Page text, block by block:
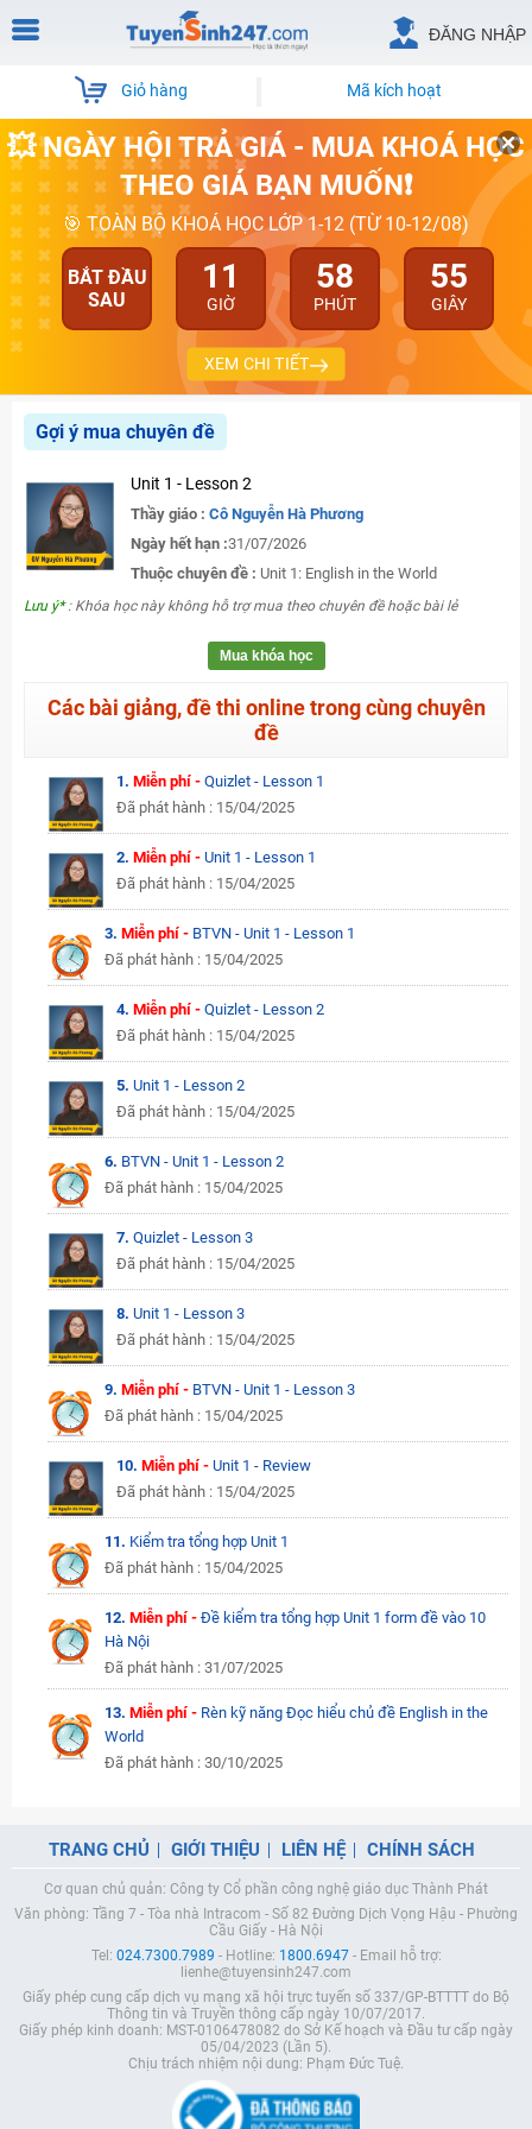
ĐĂNG NHẬP
Giỏ hàng Mã kích hoạt
💥 NGÀY HỘI TRẢ GIÁ - MUA KHOÁ HỌC
THEO GIÁ BẠN MUỐN❗
🎯 TOÀN BỘ KHOÁ HỌC LỚP 1-12 (TỪ 10-12/08)
BẮT ĐẦU
SAU
11
GIỜ
58
PHÚT
55
GIÂY
XEM CHI TIẾT
Gợi ý mua chuyên đề
Unit 1 - Lesson 2
Thầy giáo : Cô Nguyễn Hà Phương
Ngày hết hạn :31/07/2026
Thuộc chuyên đề : Unit 1: English in the World
Lưu ý*: Khóa học này không hỗ trợ mua theo chuyên đề hoặc bài lẻ
Mua khóa học
Các bài giảng, đề thi online trong cùng chuyên
đề
1. Miễn phí - Quizlet - Lesson 1
Đã phát hành : 15/04/2025
2. Miễn phí - Unit 1 - Lesson 1
Đã phát hành : 15/04/2025
3.Miễn phí - BTVN - Unit 1 - Lesson 1
Đã phát hành : 15/04/2025
4. Miễn phí - Quizlet - Lesson 2
Đã phát hành : 15/04/2025
5. Unit 1 - Lesson 2
Đã phát hành : 15/04/2025
6. BTVN - Unit 1 - Lesson 2
Đã phát hành : 15/04/2025
7. Quizlet - Lesson 3
Đã phát hành : 15/04/2025
8. Unit 1 - Lesson 3
Đã phát hành : 15/04/2025
9.Miễn phí - BTVN - Unit 1 - Lesson 3
Đã phát hành : 15/04/2025
10. Miễn phí - Unit 1 - Review
Đã phát hành : 15/04/2025
11. Kiểm tra tổng hợp Unit 1
Đã phát hành : 15/04/2025
12.Miễn phí -Đề kiểm tra tổng hợp Unit 1 form đề vào 10
Hà Nội
Đã phát hành : 31/07/2025
13.Miễn phí - Rèn kỹ năng Đọc hiểu chủ đề English in the
World
Đã phát hành : 30/10/2025
TRANG CHỦ GIỚI THIỆU LIÊN HỆ CHÍNH SÁCH
Cơ quan chủ quản: Công ty Cổ phần công nghệ giáo dục Thành Phát
Văn phòng: Tầng 7 - Tòa nhà Intracom - Số 82 Đường Dịch Vọng Hậu - Phường
Cầu Giấy - Hà Nội
Tel: 024.7300.7989 - Hotline: 1800.6947- Email hỗ trợ:
lienhe@tuyensinh247.com
Giấy phép cung cấp dịch vụ mạng xã hội trực tuyến số 337/GP-BTTTT do Bộ
Thông tin và Truyền thông cấp ngày 10/07/2017.
Giấy phép kinh doanh: MST-0106478082 do Sở Kế hoạch và Đầu tư cấp ngày
05/04/2023 (Lần 5).
Chịu trách nhiệm nội dung: Phạm Đức Tuệ.